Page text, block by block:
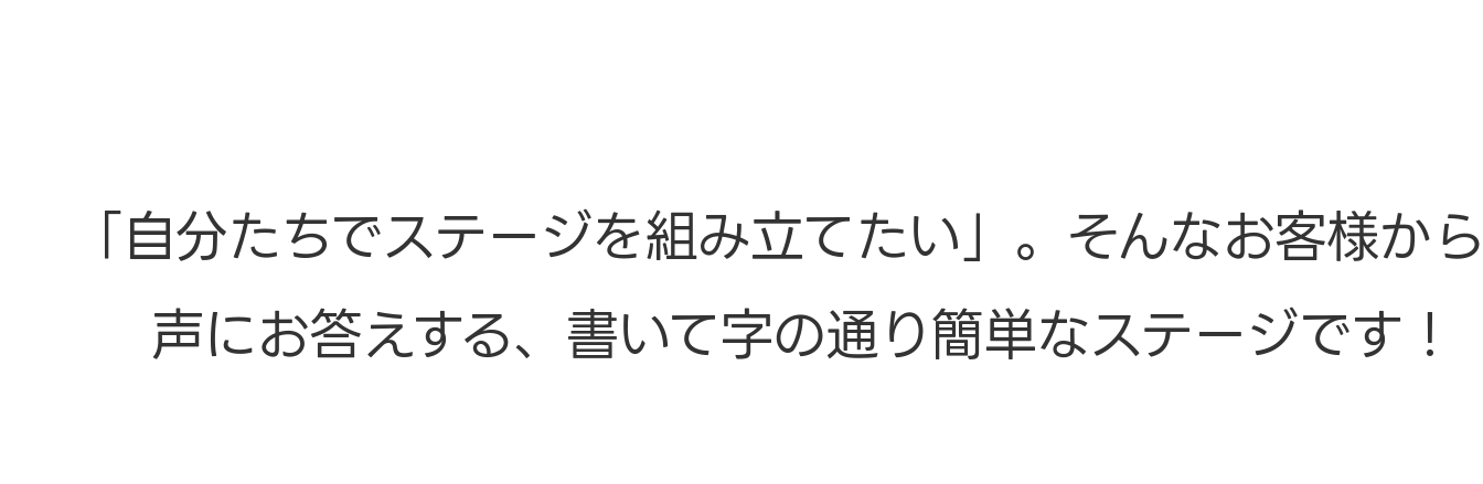
「自分たちでステージを組み立てたい」。そんなお客様か
声にお答えする、書いて字の通り簡単なステージです！